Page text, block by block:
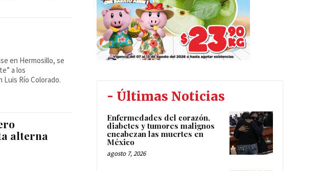
en Hermosillo, se
a los
Río Colorado.
alterna
- Últimas Noticias
Enfermedades del corazón,
diabetes y tumores malignos
encabezan las muertes en
México
agosto 7, 2026